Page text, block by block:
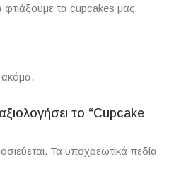
φτιάξουμε τα cupcakes μας.
το “Cupcake
Τα υποχρεωτικά πεδία